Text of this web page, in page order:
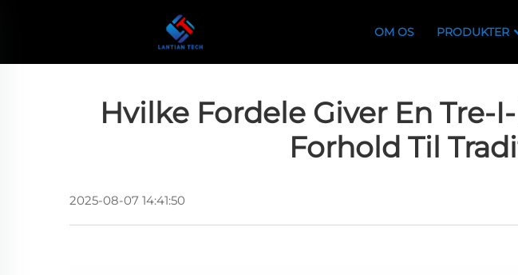
OM OS PRODUKTER
Hvilke Fordele Giver En
Forhold Til
2025-08-07 14:41:50